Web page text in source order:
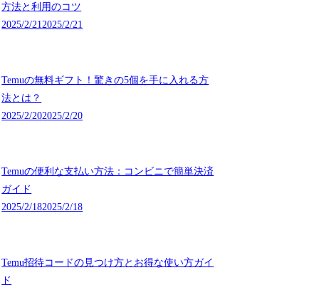
方法と利用のコツ
2025/2/21 2025/2/21
Temuの無料ギフト！驚きの5個を手に入れる方
法とは？
2025/2/202025/2/20
Temuの便利な支払い方法：コンビニで簡単決済
ガイド
2025/2/182025/2/18
Temu招待コードの見つけ方とお得な使い方ガイ
ド